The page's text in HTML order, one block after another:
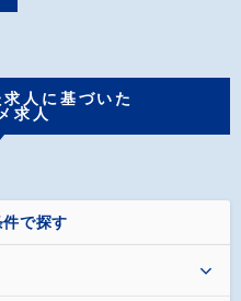
人に基づいた
求人
で探す